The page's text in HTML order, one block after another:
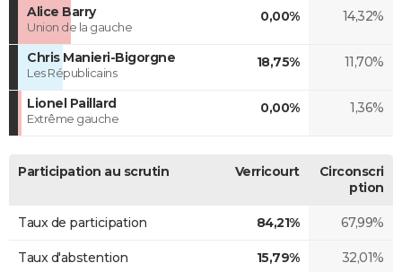
Alice Barry
Union de la gauche
0,00% 14,32%
Chris Manieri-Bigorgne
Les Républicains
18,75% 11,70%
Lionel Paillard
Extrême gauche
0,00% 1,36%
Participation au scrutin Verricourt
Circonscri
ption
Taux de participation 84,21% 67,99%
Taux d'abstention 15,79% 32,01%